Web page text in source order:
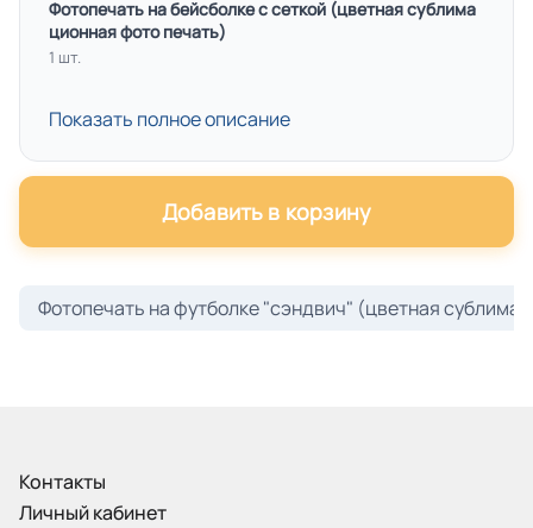
Фотопечать на бейсболке с сеткой (цветная сублима
ционная фото печать)
1 шт.
Показать полное описание
Добавить в корзину
Фотопечать на футболке "сэндвич" (цветная
Контакты
Личный кабинет